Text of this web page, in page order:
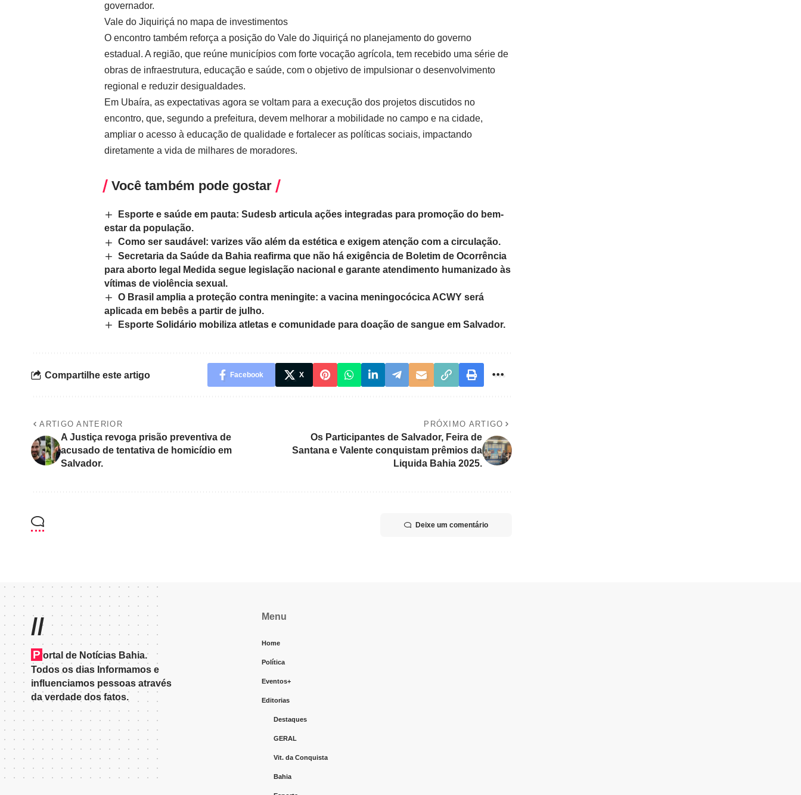
governador.
Vale do Jiquiriçá no mapa de investimentos
O encontro também reforça a posição do Vale do Jiquiriçá no planejamento do governo
estadual. A região, que reúne municípios com forte vocação agrícola, tem recebido uma série de
obras de infraestrutura, educação e saúde, com o objetivo de impulsionar o desenvolvimento
regional e reduzir desigualdades.
Em Ubaíra, as expectativas agora se voltam para a execução dos projetos discutidos no
encontro, que, segundo a prefeitura, devem melhorar a mobilidade no campo e na cidade,
ampliar o acesso à educação de qualidade e fortalecer as políticas sociais, impactando
diretamente a vida de milhares de moradores.
Você também pode gostar
Esporte e saúde em pauta: Sudesb articula ações integradas para promoção do bem-
estar da população.
Como ser saudável: varizes vão além da estética e exigem atenção com a circulação.
Secretaria da Saúde da Bahia reafirma que não há exigência de Boletim de Ocorrência
para aborto legal Medida segue legislação nacional e garante atendimento humanizado às
vítimas de violência sexual.
O Brasil amplia a proteção contra meningite: a vacina meningocócica ACWY será
aplicada em bebês a partir de julho.
Esporte Solidário mobiliza atletas e comunidade para doação de sangue em Salvador.
Compartilhe este artigo Facebook X
ARTIGO ANTERIOR
A Justiça revoga prisão preventiva de
acusado de tentativa de homicídio em
Salvador.
PRÓXIMO ARTIGO
Os Participantes de Salvador, Feira de
Santana e Valente conquistam prêmios da
Liquida Bahia 2025.
Deixe um comentário
//
P ortal de Notícias Bahia.
Todos os dias Informamos e
influenciamos pessoas através
da verdade dos fatos.
Menu
Home
Política
Eventos+
Editorias
Destaques
GERAL
Vit. da Conquista
Bahia